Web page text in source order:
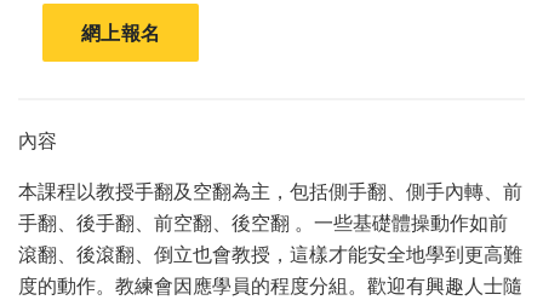
網上報名
內容
本課程以教授手翻及空翻為主，包括側手翻、側手內轉、前
手翻、後手翻、前空翻、後空翻 。一些基礎體操動作如前
滾翻、後滾翻、倒立也會教授，這樣才能安全地學到更高難
度的動作。教練會因應學員的程度分組。歡迎有興趣人士隨